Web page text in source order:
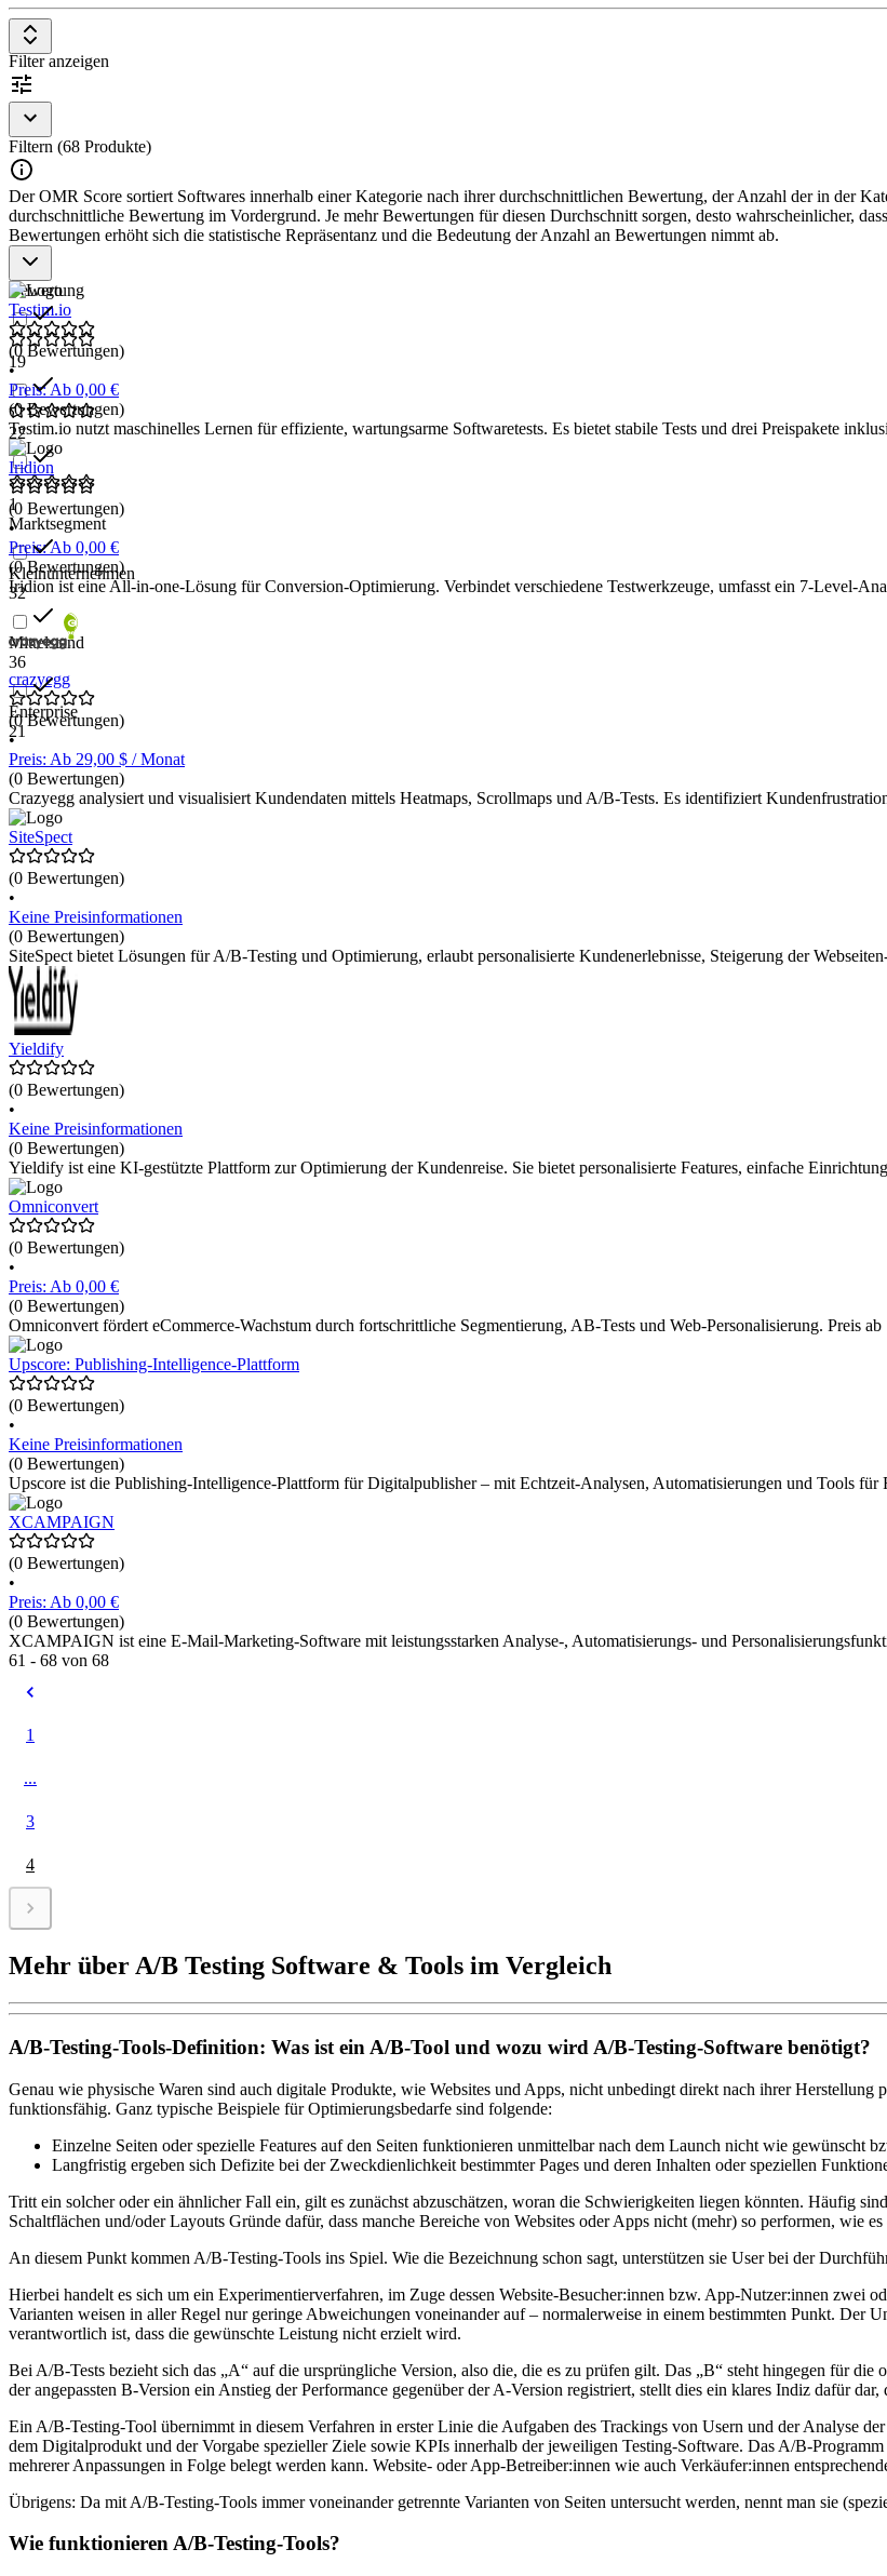
Filter anzeigen
Filtern (68 Produkte)
Der OMR Score sortiert Softwares innerhalb einer Kategorie nach ihrer durchschnittlichen Bewertung, der Anzahl der in der
durchschnittliche Bewertung im Vordergrund. Je mehr Bewertungen für diesen Durchschnitt sorgen, desto wahrscheinlicher,
Bewertungen erhöht sich die statistische Repräsentanz und die Bedeutung der Anzahl an Bewertungen nimmt ab.
Bewertung
19
22
1
Marktsegment
Kleinunternehmen
32
Mittelstand
36
Enterprise
21
Testim.io
(0 Bewertungen)
•
Preis: Ab 0,00 €
(0 Bewertungen)
Testim.io nutzt maschinelles Lernen für effiziente, wartungsarme Softwaretests. Es bietet stabile Tests und drei Preispakete
Iridion
(0 Bewertungen)
•
Preis: Ab 0,00 €
(0 Bewertungen)
Iridion ist eine All-in-one-Lösung für Conversion-Optimierung. Verbindet verschiedene Testwerkzeuge, umfasst ein 7-Level-
crazyegg
(0 Bewertungen)
•
Preis: Ab 29,00 $ / Monat
(0 Bewertungen)
Crazyegg analysiert und visualisiert Kundendaten mittels Heatmaps, Scrollmaps und A/B-Tests. Es identifiziert
SiteSpect
(0 Bewertungen)
•
Keine Preisinformationen
(0 Bewertungen)
SiteSpect bietet Lösungen für A/B-Testing und Optimierung, erlaubt personalisierte Kundenerlebnisse, Steigerung der
Yieldify
(0 Bewertungen)
•
Keine Preisinformationen
(0 Bewertungen)
Yieldify ist eine KI-gestützte Plattform zur Optimierung der Kundenreise. Sie bietet personalisierte Features, einfache
Omniconvert
(0 Bewertungen)
•
Preis: Ab 0,00 €
(0 Bewertungen)
Omniconvert fördert eCommerce-Wachstum durch fortschrittliche Segmentierung, AB-Tests und Web-Personalisierung. Preis
Upscore: Publishing-Intelligence-Plattform
(0 Bewertungen)
•
Keine Preisinformationen
(0 Bewertungen)
Upscore ist die Publishing-Intelligence-Plattform für Digitalpublisher – mit Echtzeit-Analysen, Automatisierungen und Tools für
XCAMPAIGN
(0 Bewertungen)
•
Preis: Ab 0,00 €
(0 Bewertungen)
XCAMPAIGN ist eine E-Mail-Marketing-Software mit leistungsstarken Analyse-, Automatisierungs- und
61 - 68 von 68
1
...
3
4
Mehr über A/B Testing Software & Tools im Vergleich
A/B-Testing-Tools-Definition: Was ist ein A/B-Tool und wozu wird A/B-Testing-Software benötigt?
Genau wie physische Waren sind auch digitale Produkte, wie Websites und Apps, nicht unbedingt direkt nach ihrer Herstellung
funktionsfähig. Ganz typische Beispiele für Optimierungsbedarfe sind folgende:
Einzelne Seiten oder spezielle Features auf den Seiten funktionieren unmittelbar nach dem Launch nicht wie gewünscht
Langfristig ergeben sich Defizite bei der Zweckdienlichkeit bestimmter Pages und deren Inhalten oder speziellen
Tritt ein solcher oder ein ähnlicher Fall ein, gilt es zunächst abzuschätzen, woran die Schwierigkeiten liegen könnten. Häufig
Schaltflächen und/oder Layouts Gründe dafür, dass manche Bereiche von Websites oder Apps nicht (mehr) so performen, wie
An diesem Punkt kommen A/B-Testing-Tools ins Spiel. Wie die Bezeichnung schon sagt, unterstützen sie User bei der
Hierbei handelt es sich um ein Experimentierverfahren, im Zuge dessen Website-Besucher:innen bzw. App-Nutzer:innen zwei
Varianten weisen in aller Regel nur geringe Abweichungen voneinander auf – normalerweise in einem bestimmten Punkt. Der
verantwortlich ist, dass die gewünschte Leistung nicht erzielt wird.
Bei A/B-Tests bezieht sich das „A“ auf die ursprüngliche Version, also die, die es zu prüfen gilt. Das „B“ steht hingegen für
der angepassten B-Version ein Anstieg der Performance gegenüber der A-Version registriert, stellt dies ein klares Indiz dafür
Ein A/B-Testing-Tool übernimmt in diesem Verfahren in erster Linie die Aufgaben des Trackings von Usern und der Analyse
dem Digitalprodukt und der Vorgabe spezieller Ziele sowie KPIs innerhalb der jeweiligen Testing-Software. Das A/B-
mehrerer Anpassungen in Folge belegt werden kann. Website- oder App-Betreiber:innen wie auch Verkäufer:innen
Übrigens: Da mit A/B-Testing-Tools immer voneinander getrennte Varianten von Seiten untersucht werden, nennt man sie
Wie funktionieren A/B-Testing-Tools?